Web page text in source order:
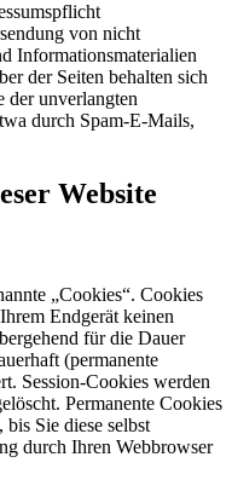
von nicht
Informationsmaterialien
der Seiten behalten sich
der unverlangten
durch Spam-E-Mails,
Website
„Cookies“. Cookies
Endgerät keinen
für die Dauer
(permanente
Session-Cookies werden
Permanente Cookies
Sie diese selbst
durch Ihren Webbrowser